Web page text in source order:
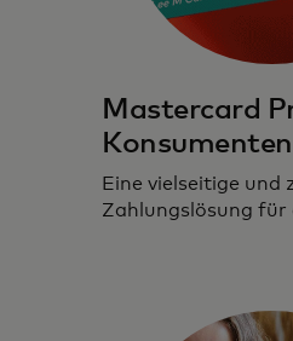
Mastercard
Konsumenten
Eine vielseitige und
Zahlungslösung für